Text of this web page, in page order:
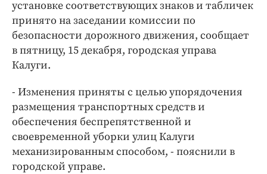
Медиаперсона
Интересное чтиво
Клиника года
Бренд года
Работодатель года
установке соответствующих знаков и табличек
принято на заседании комиссии по
безопасности дорожного движения, сообщает
в пятницу, 15 декабря, городская управа
Калуги.
- Изменения приняты с целью упорядочения
размещения транспортных средств и
обеспечения беспрепятственной и
своевременной уборки улиц Калуги
механизированным способом, - пояснили в
городской управе.